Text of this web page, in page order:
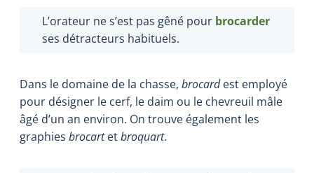
L’orateur ne s’est pas gêné pour brocarder
ses détracteurs habituels.
Dans le domaine de la chasse, brocardest employé
pour désigner le cerf, le daim ou le chevreuil mâle
âgé d’un an environ. On trouve également les
graphies brocartetbroquart.